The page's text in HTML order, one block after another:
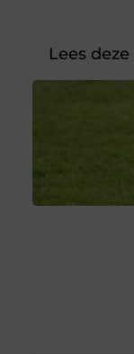
Lees deze